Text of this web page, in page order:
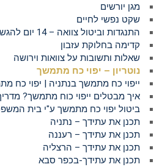
מגן יורשים
שקט נפשי לחיים
התנגדות וביטול צוואה – 14 יום להגשה
קדימה בחלוקת עזבון
שאלות ותשובות על צוואות וירושה
נוטריון – יפוי כח מתמשך
ייפוי כח מתמשך בנתניה | יפוי כח
איך מבטלים ייפוי כוח מתמשך?
ביטול יפוי כח מתמשך ע"י בית
תכנן את עתידך – נתניה
תכנן את עתידך – רעננה
תכנן את עתידך – הרצליה
תכנן את עתידך-בכפר סבא